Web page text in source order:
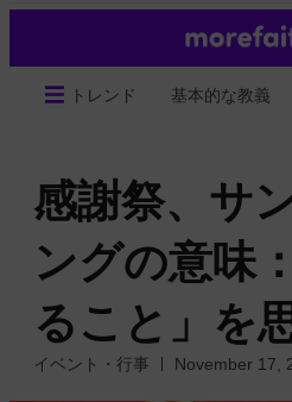
トレンド 基本的な教義
感謝祭、サ
ングの意味
ること」を
イベント・行事 November 17,